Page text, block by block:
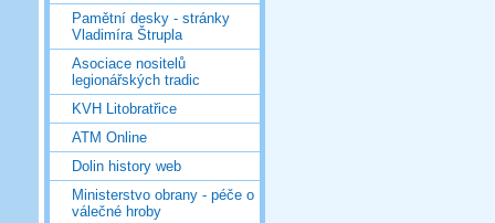
Pamětní desky - stránky
Vladimíra Štrupla
Asociace nositelů
legionářských tradic
KVH Litobratřice
ATM Online
Dolin history web
Ministerstvo obrany - péče o
válečné hroby